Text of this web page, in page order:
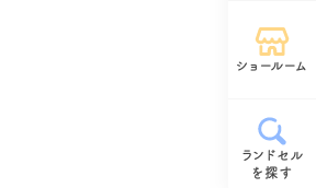
ショールーム
ランドセル
を探す